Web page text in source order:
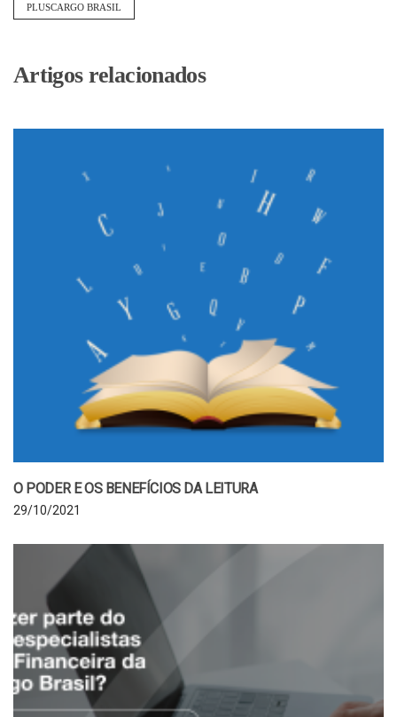
PLUSCARGO BRASIL
Artigos relacionados
O PODER E OS BENEFÍCIOS DA LEITURA
29/10/2021